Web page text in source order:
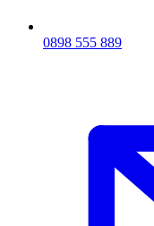
0898 555 889